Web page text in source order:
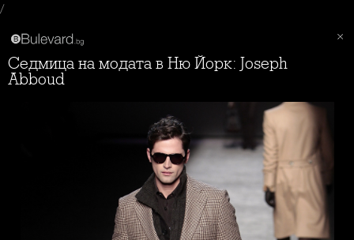
/
Седмица на модата в Ню Йорк: Joseph
Abboud